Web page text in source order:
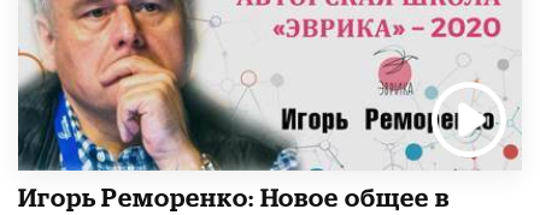
Игорь Реморенко: Новое общее в